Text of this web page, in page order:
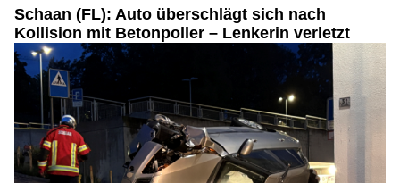
Schaan (FL): Auto überschlägt sich nach
Kollision mit Betonpoller – Lenkerin verletzt